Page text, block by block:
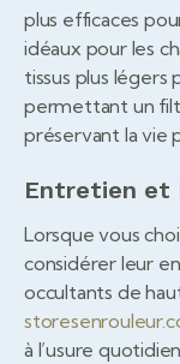
plus efficaces
idéaux pour les
tissus plus légers
permettant un
préservant la vie
Entretien et
Lorsque vous
considérer leur
occultants de
à l’usure